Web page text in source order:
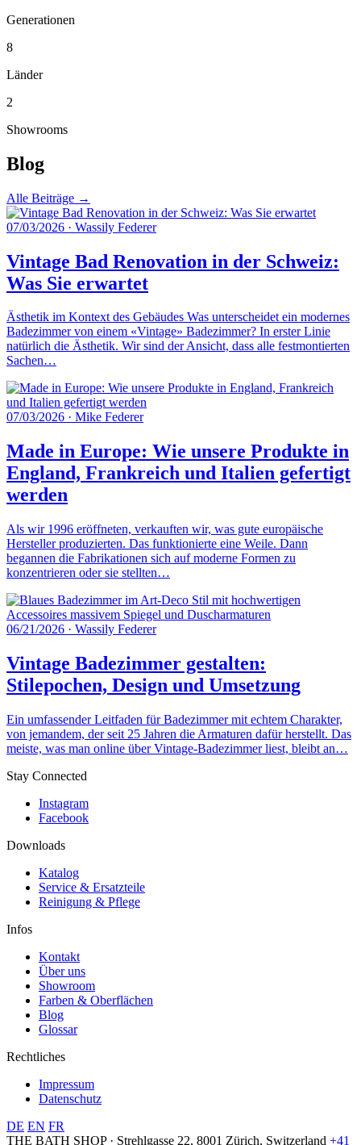
Generationen
8
Länder
2
Showrooms
Blog
Alle Beiträge →
07/03/2026 · Wassily Federer
Vintage Bad Renovation in der Schweiz:
Was Sie erwartet
Ästhetik im Kontext des Gebäudes Was unterscheidet ein modernes
Badezimmer von einem «Vintage» Badezimmer? In erster Linie
natürlich die Ästhetik. Wir sind der Ansicht, dass alle festmontierten
Sachen…
07/03/2026 · Mike Federer
Made in Europe: Wie unsere Produkte in
England, Frankreich und Italien gefertigt
werden
Als wir 1996 eröffneten, verkauften wir, was gute europäische
Hersteller produzierten. Das funktionierte eine Weile. Dann
begannen die Fabrikationen sich auf moderne Formen zu
konzentrieren oder sie stellten…
06/21/2026 · Wassily Federer
Vintage Badezimmer gestalten:
Stilepochen, Design und Umsetzung
Ein umfassender Leitfaden für Badezimmer mit echtem Charakter,
von jemandem, der seit 25 Jahren die Armaturen dafür herstellt. Das
meiste, was man online über Vintage-Badezimmer liest, bleibt an…
Stay Connected
Instagram
Facebook
Downloads
Katalog
Service & Ersatzteile
Reinigung & Pflege
Infos
Kontakt
Über uns
Showroom
Farben & Oberflächen
Blog
Glossar
Rechtliches
Impressum
Datenschutz
DE EN FR
THE BATH SHOP · Strehlgasse 22, 8001 Zürich, Switzerland +41